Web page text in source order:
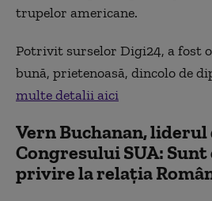
trupelor americane.
Potrivit surselor Digi24, a fost
bună, prietenoasă, dincolo de
multe detalii aici
Vern Buchanan,
Congresului SUA:
privire la relația